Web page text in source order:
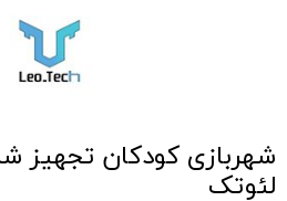
شهربازی کودکان تجهیز
لئوتک